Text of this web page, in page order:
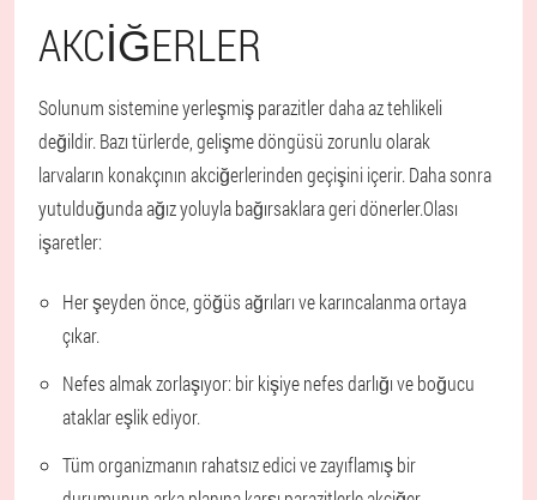
AKCIĞERLER
Solunum sistemine yerleşmiş parazitler daha az tehlikeli
değildir. Bazı türlerde, gelişme döngüsü zorunlu olarak
larvaların konakçının akciğerlerinden geçişini içerir. Daha sonra
yutulduğunda ağız yoluyla bağırsaklara geri dönerler.Olası
işaretler:
Her şeyden önce, göğüs ağrıları ve karıncalanma ortaya
çıkar.
Nefes almak zorlaşıyor: bir kişiye nefes darlığı ve boğucu
ataklar eşlik ediyor.
Tüm organizmanın rahatsız edici ve zayıflamış bir